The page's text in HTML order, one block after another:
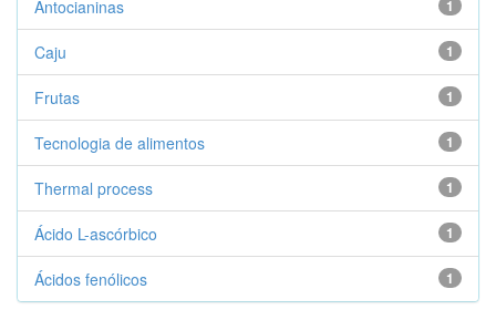
1
Antocianinas
1
Caju
1
Frutas
1
Tecnologia de alimentos
1
Thermal process
1
Ácido L-ascórbico
1
Ácidos fenólicos